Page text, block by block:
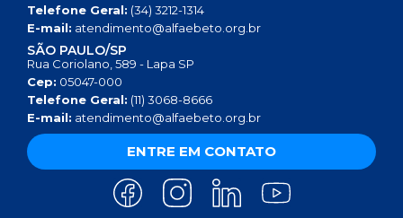
Telefone Geral: (34) 3212-1314
E-mail: atendimento@alfaebeto.org.br
SÃO PAULO/SP
Rua Coriolano, 589 - Lapa SP
Cep: 05047-000
Telefone Geral: (11) 3068-8666
E-mail: atendimento@alfaebeto.org.br
ENTRE EM CONTATO